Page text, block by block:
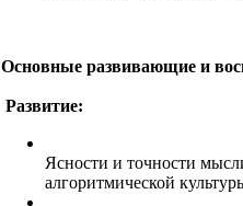
Основные развивающие и
Развитие:
Ясности и точности
алгоритмической